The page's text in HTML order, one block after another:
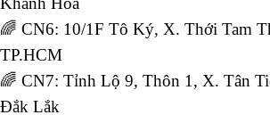
🌈 CN6: 10/1F Tô Ký, X. Thới Tam
TP.HCM
🌈 CN7: Tỉnh Lộ 9, Thôn 1, X. Tân
Đắk Lắk